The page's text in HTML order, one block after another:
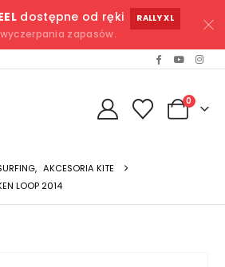
dostępne od ręki RALLY XL
zapasów.
0
, AKCESORIA KITE
LOOP 2014